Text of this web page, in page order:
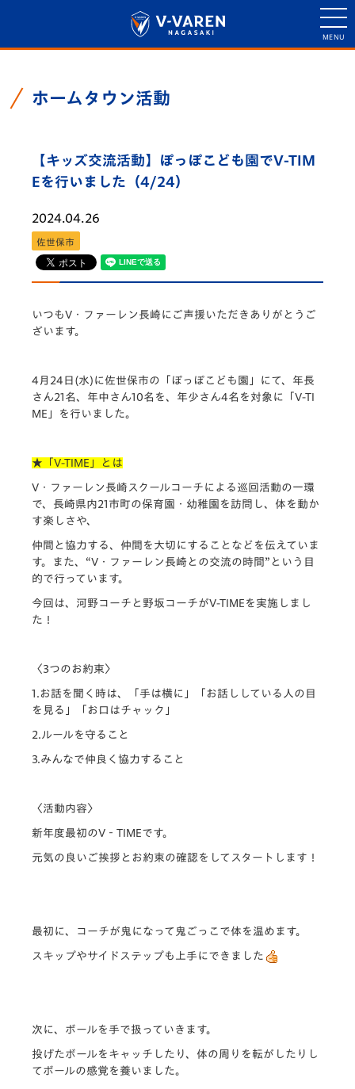
ホームタウン活動
【キッズ交流活動】ぽっぽこども園でV-TIM
Eを行いました（4/24）
2024.04.26
佐世保市
いつもV・ ファーレン長崎にご声援いただきありがとうご
ざいます。
4月24日(水)に佐世保市の「ぽっぽこども園」にて、 年長
さん21名、年中さん10名を、年少さん4名を対象に「V-TI
ME」
を行いました。
★「V-TIME」とは
V・ファーレン長崎スクールコーチによる巡回活動の一環
で、 長崎県内21市町の保育園・幼稚園を訪問し、 体を動か
す楽しさや、
仲間と協力する、仲間を大切にすることなどを伝えていま
す。
また、“V・ファーレン長崎との交流の時間” という目
的で行っています。
今回は、河野コーチと野坂コーチがV-TIMEを実施しまし
た！
〈3つのお約束〉
1.お話を聞く時は、「手は横に」「 お話ししている人の目
を見る」「お口はチャック」
2.ルールを守ること
3.みんなで仲良く協力すること
〈活動内容〉
新年度最初のV‐TIMEです。
元気の良いご挨拶とお約束の確認をしてスタートします！
最初に、コーチが鬼になって鬼ごっこで体を温めます。
スキップやサイドステップも上手にできました
次に、ボールを手で扱っていきます。
投げたボールをキャッチしたり、体の周りを転がしたりし
てボールの感覚を養いました。